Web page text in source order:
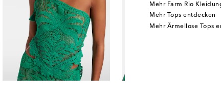
Mehr Farm Rio
Mehr Tops entdecken
Mehr Ärmellose Tops